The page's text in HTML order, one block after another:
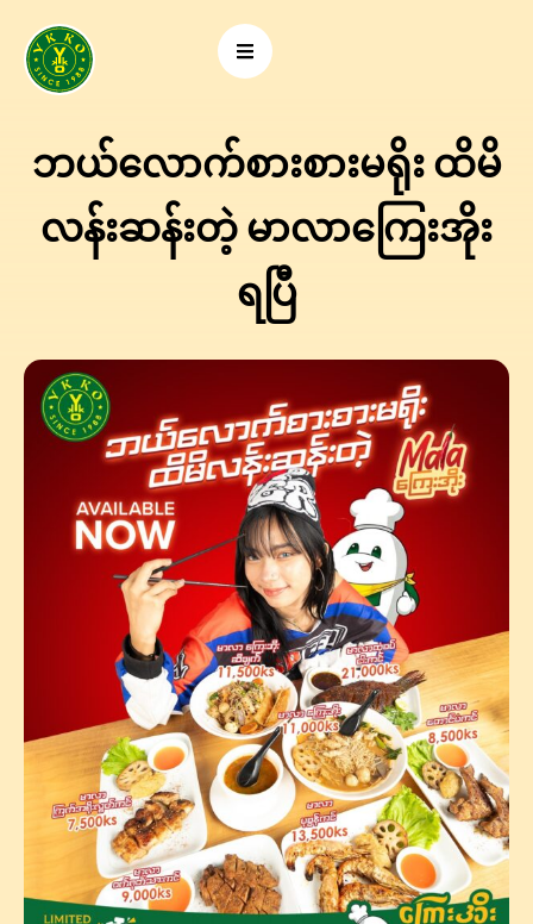
ဘယ်လောက်စားစားမရိုး ထိမိ
လန်းဆန်းတဲ့ မာလာကြေးအိုး
ရပြီ